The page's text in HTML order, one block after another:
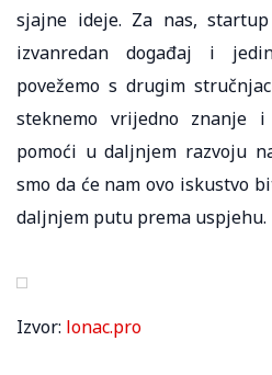
sjajne ideje. Za nas,
izvanredan događaj i
povežemo s drugim
steknemo vrijedno znanje
pomoći u daljnjem razvoju
smo da će nam ovo iskustvo
daljnjem putu prema uspjehu.
Izvor: lonac.pro